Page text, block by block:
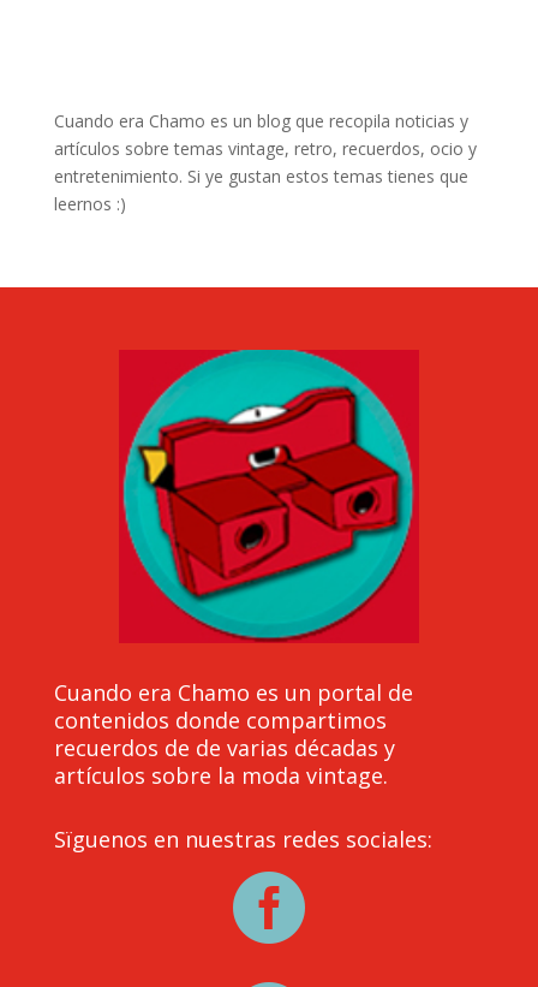
Cuando era Chamo es un blog que recopila noticias y
artículos sobre temas vintage, retro, recuerdos, ocio y
entretenimiento. Si ye gustan estos temas tienes que
leernos :)
Cuando era Chamo es un portal de
contenidos donde compartimos
recuerdos de de varias décadas y
artículos sobre la moda vintage.
Sïguenos en nuestras redes sociales:
